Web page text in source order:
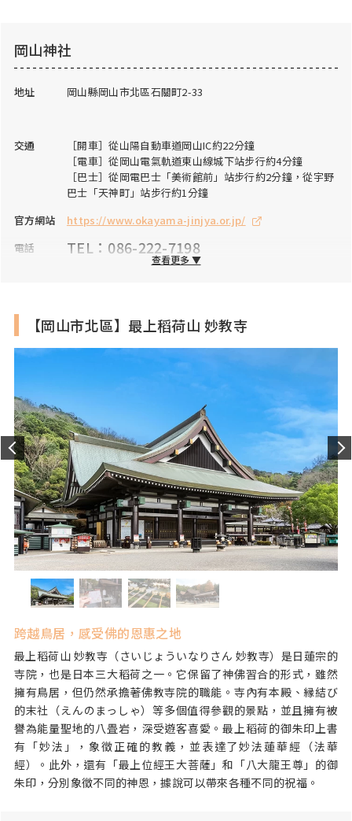
岡山神社
地址 岡山縣岡山市北區石關町2-33
交通
［開車］從山陽自動車道岡山IC約22分鐘
［電車］從岡山電氣軌道東山線城下站步行約4分鐘
［巴士］從岡電巴士「美術館前」站步行約2分鐘，從宇野
巴士「天神町」站步行約1分鐘
官方網站
https://www.okayama-jinjya.or.jp/
電話
TEL：086-222-7198
祈禱受付：9:00～16:00
※參拜時間為24小時開放
※御祈祷詳情請參見官方網站
停車場
有
查看更多 ▼
【岡山市北區】最上稻荷山 妙教寺
跨越鳥居，感受佛的恩惠之地
最上稻荷山 妙教寺（さいじょういなりさん 妙教寺）是日蓮宗的
寺院，也是日本三大稻荷之一。它保留了神佛習合的形式，雖然
擁有鳥居，但仍然承擔著佛教寺院的職能。寺內有本殿、縁結び
的末社（えんのまっしゃ）等多個值得參觀的景點，並且擁有被
譽為能量聖地的八畳岩，深受遊客喜愛。最上稻荷的御朱印上書
有「妙法」，象徵正確的教義，並表達了妙法蓮華經（法華
經）。此外，還有「最上位經王大菩薩」和「八大龍王尊」的御
朱印，分別象徵不同的神恩，據說可以帶來各種不同的祝福。